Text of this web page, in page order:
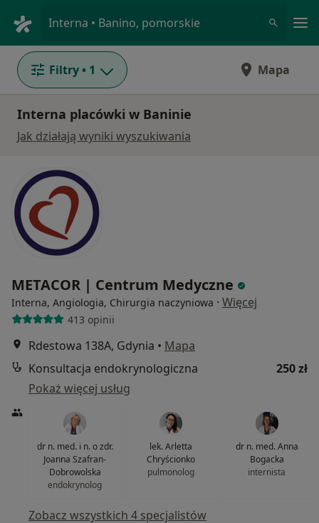
Interna • Banino, pomorskie
Filtry • 1 Mapa
Interna placówki w Baninie
Jak działają wyniki wyszukiwania
METACOR | Centrum Medyczne
Interna, Angiologia, Chirurgia naczyniowa · Więcej
413 opinii
Rdestowa 138A, Gdynia • Mapa
Konsultacja endokrynologiczna
250 zł
Pokaż więcej usług
dr n. med. i n. o zdr.
Joanna Szafran-
Dobrowolska
endokrynolog
lek. Arletta
Chryścionko
pulmonolog
dr n. med. Anna
Bogacka
internista
Zobacz wszystkich 4 specjalistów